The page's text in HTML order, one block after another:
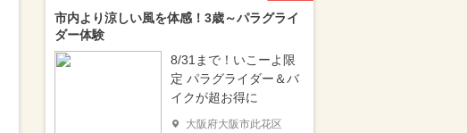
市内より涼しい風を体感！3歳～パラグライ
ダー体験
8/31まで！いこーよ限
定 パラグライダー＆バ
イクが超お得に
大阪府大阪市此花区